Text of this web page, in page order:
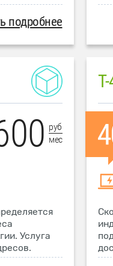
подробнее
руб
мес
Услуга